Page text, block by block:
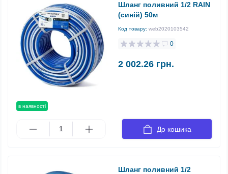
в наявності
Шланг поливний 1/2 RAIN
(синій) 50м
Код товару: web2020103542
0
2 002.26 грн.
До кошика
Шланг поливний 1/2